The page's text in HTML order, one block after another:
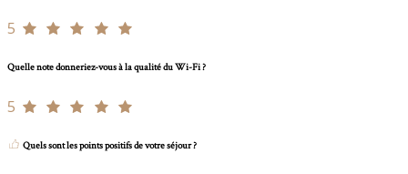
5
Quelle note donneriez-vous à la qualité du Wi-Fi ?
5
Quels sont les points positifs de votre séjour ?